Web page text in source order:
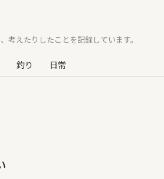
考えたりしたことを記録しています。
釣り 日常